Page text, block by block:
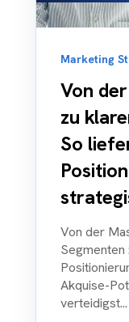
Marketing
Von
zu
So
Von der
Akquise-
verteidigst...